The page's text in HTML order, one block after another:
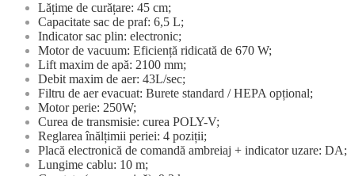
Lățime de curățare: 45 cm;
Capacitate sac de praf: 6,5 L;
Indicator sac plin: electronic;
Motor de vacuum: Eficiență ridicată de 670 W;
Lift maxim de apă: 2100 mm;
Debit maxim de aer: 43L/sec;
Filtru de aer evacuat: Burete standard / HEPA opțional;
Motor perie: 250W;
Curea de transmisie: curea POLY-V;
Reglarea înălțimii periei: 4 poziții;
Placă electronică de comandă ambreiaj + indicator uzare: DA;
Lungime cablu: 10 m;